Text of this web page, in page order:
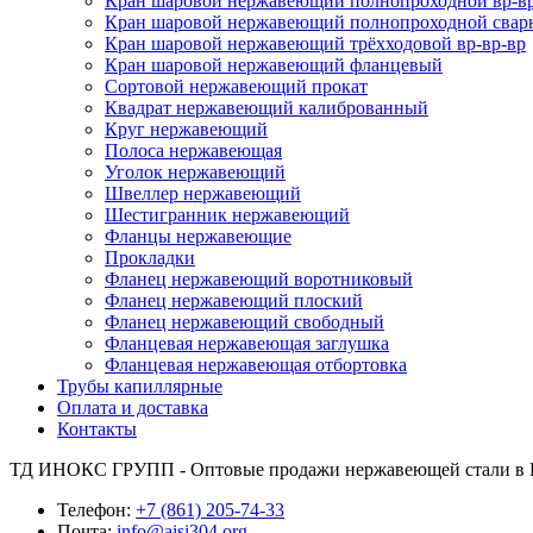
Кран шаровой нержавеющий полнопроходной
Кран шаровой нержавеющий трёхходовой вр-вр-вр
Кран шаровой нержавеющий фланцевый
Сортовой нержавеющий прокат
Квадрат нержавеющий калиброванный
Круг нержавеющий
Полоса нержавеющая
Уголок нержавеющий
Швеллер нержавеющий
Шестигранник нержавеющий
Фланцы нержавеющие
Прокладки
Фланец нержавеющий воротниковый
Фланец нержавеющий плоский
Фланец нержавеющий свободный
Фланцевая нержавеющая заглушка
Фланцевая нержавеющая отбортовка
Трубы капиллярные
Оплата и доставка
Контакты
ТД ИНОКС ГРУПП - Оптовые продажи нержавеющей стали в
Телефон: +7 (861) 205-74-33